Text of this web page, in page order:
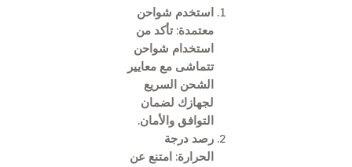
استخدم شواحن
معتمدة: تأكد من
استخدام شواحن
تتماشى مع معايير
الشحن السريع
لجهازك لضمان
التوافق والأمان.
رصد درجة
الحرارة: امتنع عن